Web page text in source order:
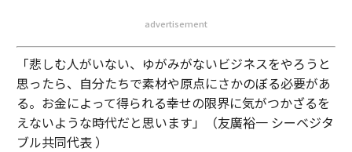
advertisement
「悲しむ人がいない、ゆがみがないビジネスをやろうと
思ったら、自分たちで素材や原点にさかのぼる必要があ
る。お金によって得られる幸せの限界に気がつかざるを
えないような時代だと思います」（友廣裕一 シーベジタ
ブル共同代表 ）